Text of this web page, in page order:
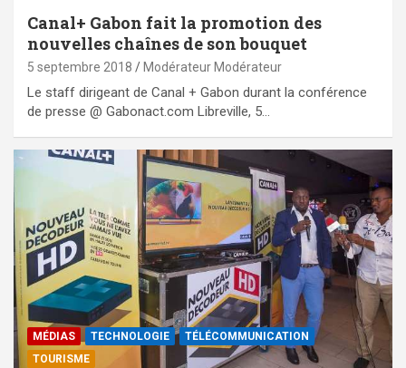
Canal+ Gabon fait la promotion des
nouvelles chaînes de son bouquet
5 septembre 2018 Modérateur Modérateur
Le staff dirigeant de Canal + Gabon durant la conférence
de presse @ Gabonact.com Libreville, 5…
MÉDIAS TECHNOLOGIE
TÉLÉCOMMUNICATION
TOURISME